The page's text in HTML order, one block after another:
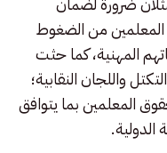
المعلمين من الضغوط
المهنية، كما حثت
واللجان النقابية؛
المعلمين بما يتوافق
الدولية.